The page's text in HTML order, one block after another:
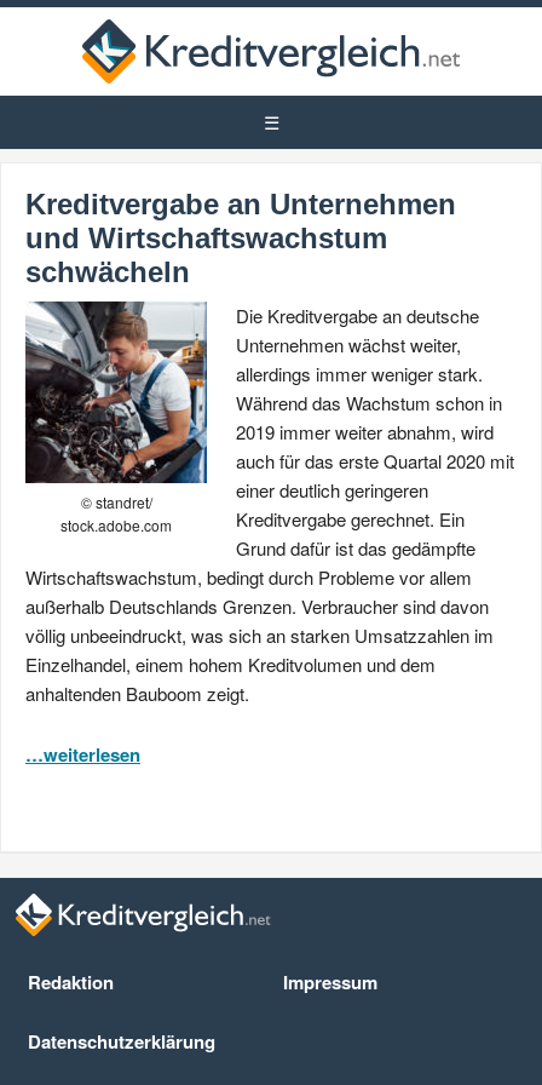
Kreditvergabe an Unternehmen
und Wirtschaftswachstum
schwächeln
© standret/
stock.adobe.com
Die Kreditvergabe an deutsche
Unternehmen wächst weiter,
allerdings immer weniger stark.
Während das Wachstum schon in
2019 immer weiter abnahm, wird
auch für das erste Quartal 2020 mit
einer deutlich geringeren
Kreditvergabe gerechnet. Ein
Grund dafür ist das gedämpfte
Wirtschaftswachstum, bedingt durch Probleme vor allem
außerhalb Deutschlands Grenzen. Verbraucher sind davon
völlig unbeeindruckt, was sich an starken Umsatzzahlen im
Einzelhandel, einem hohem Kreditvolumen und dem
anhaltenden Bauboom zeigt.
…weiterlesen
Redaktion Impressum
Datenschutz­erklärung